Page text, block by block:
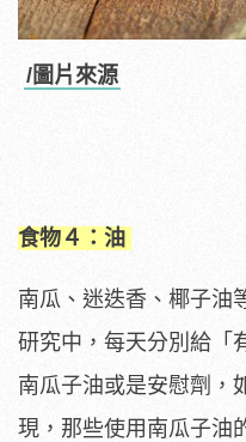
/圖片來源
食物４：油
南瓜、迷迭香、椰子油
研究中，每天分別給「
南瓜子油或是安慰劑，
現，那些使用南瓜子油